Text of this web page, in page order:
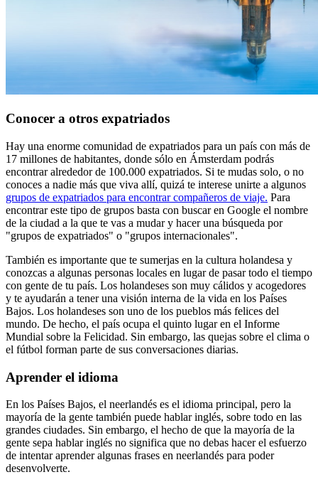
Conocer a otros expatriados
Hay una enorme comunidad de expatriados para un país con más de
17 millones de habitantes, donde sólo en Ámsterdam podrás
encontrar alrededor de 100.000 expatriados. Si te mudas solo, o no
conoces a nadie más que viva allí, quizá te interese unirte a algunos
grupos de expatriados para encontrar compañeros de viaje. Para
encontrar este tipo de grupos basta con buscar en Google el nombre
de la ciudad a la que te vas a mudar y hacer una búsqueda por
"grupos de expatriados" o "grupos internacionales".
También es importante que te sumerjas en la cultura holandesa y
conozcas a algunas personas locales en lugar de pasar todo el tiempo
con gente de tu país. Los holandeses son muy cálidos y acogedores
y te ayudarán a tener una visión interna de la vida en los Países
Bajos. Los holandeses son uno de los pueblos más felices del
mundo. De hecho, el país ocupa el quinto lugar en el Informe
Mundial sobre la Felicidad. Sin embargo, las quejas sobre el clima o
el fútbol forman parte de sus conversaciones diarias.
Aprender el idioma
En los Países Bajos, el neerlandés es el idioma principal, pero la
mayoría de la gente también puede hablar inglés, sobre todo en las
grandes ciudades. Sin embargo, el hecho de que la mayoría de la
gente sepa hablar inglés no significa que no debas hacer el esfuerzo
de intentar aprender algunas frases en neerlandés para poder
desenvolverte.